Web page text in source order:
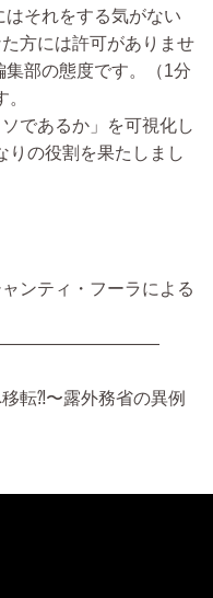
それをする気がない
方には許可がありませ
部の態度です。（1分
であるか」を可視化し
りの役割を果たしまし
ンティ・フーラによる
転⁈〜露外務省の異例